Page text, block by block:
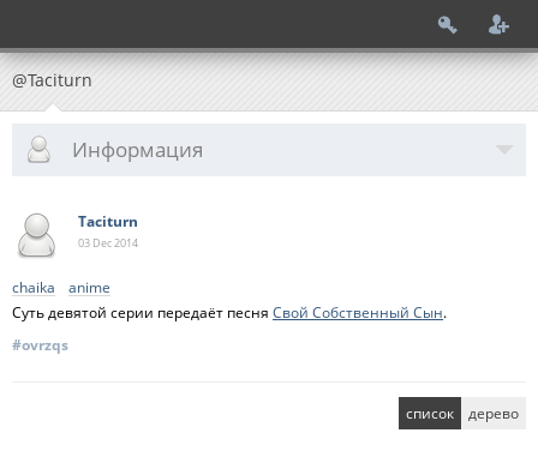
@Taciturn
Информация
Taciturn
03 Dec2014
chaika
anime
Суть девятой серии передаёт песня Свой Собственный Сын.
#ovrzqs
список дерево